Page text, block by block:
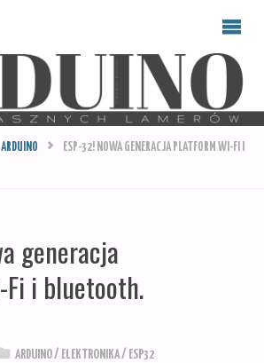
ARDUINO
ESP-32! NOWA GENERACJA PLATFORM WI-FI I
generacja
i bluetooth.
ARDUINO/ ELEKTRONIKA/ ESP32